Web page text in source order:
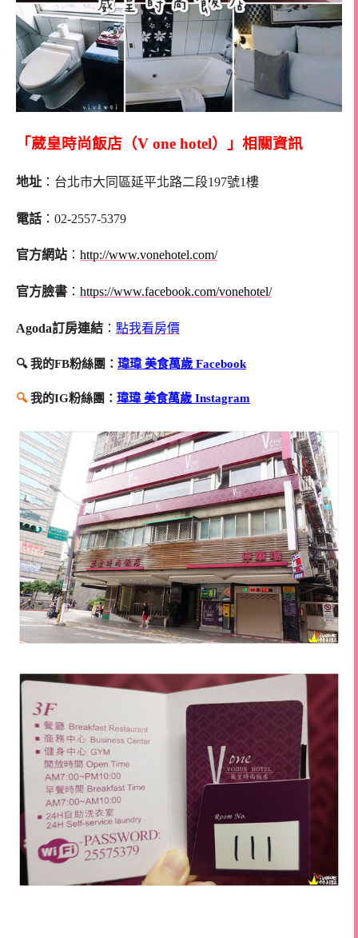
「葳皇時尚飯店（V one hotel）」相關資訊
地址 ：台北市大同區延平北路二段197號1樓
電話 ：02-2557-5379
官方網站 ： http://www.vonehotel.com/
官方臉書 ： https://www.facebook.com/vonehotel/
Agoda訂房連結 ： 點我看房價
🔍 我的FB粉絲團： 瑋瑋 美食萬歲 Facebook
🔍我的IG粉絲團： 瑋瑋 美食萬歲 Instagram